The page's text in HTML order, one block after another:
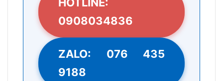
0908034836
ZALO: 076 435
9188